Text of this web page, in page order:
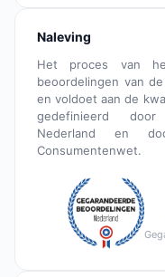
Naleving
Het proces van
beoordelingen van
en voldoet aan de
gedefinieerd door
Nederland en
Consumentenwet.